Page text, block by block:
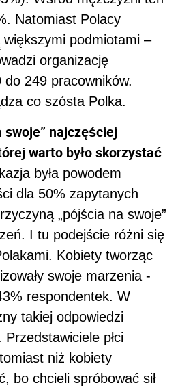
Natomiast Polacy
podmiotami –
organizację
249 pracowników.
co szósta Polka.
swoje” najczęściej
warto było skorzystać
była powodem
dla 50% zapytanych
„pójścia na swoje”
I tu podejście różni się
Kobiety tworząc
swoje marzenia -
respondentek. W
takiej odpowiedzi
płci
niż kobiety
bo chcieli spróbować sił